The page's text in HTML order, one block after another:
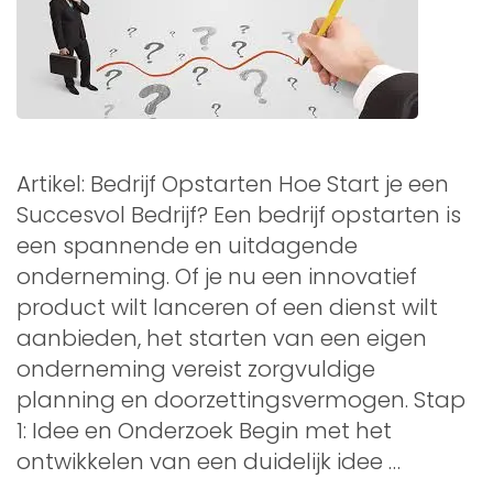
Artikel: Bedrijf Opstarten Hoe Start je een
Succesvol Bedrijf? Een bedrijf opstarten is
een spannende en uitdagende
onderneming. Of je nu een innovatief
product wilt lanceren of een dienst wilt
aanbieden, het starten van een eigen
onderneming vereist zorgvuldige
planning en doorzettingsvermogen. Stap
1: Idee en Onderzoek Begin met het
ontwikkelen van een duidelijk idee …